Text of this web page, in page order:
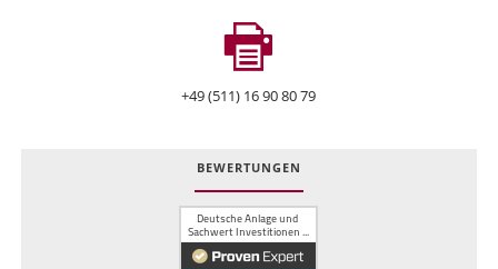
+49 (511) 16 90 80 79
BEWERTUNGEN